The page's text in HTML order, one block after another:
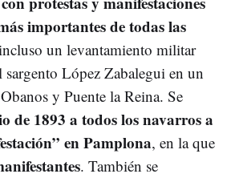
importantes de todas las
un levantamiento militar
López Zabalegui en un
y Puente la Reina. Se
de 1893 a todos los navarros a
en Pamplona, en la que
. También se